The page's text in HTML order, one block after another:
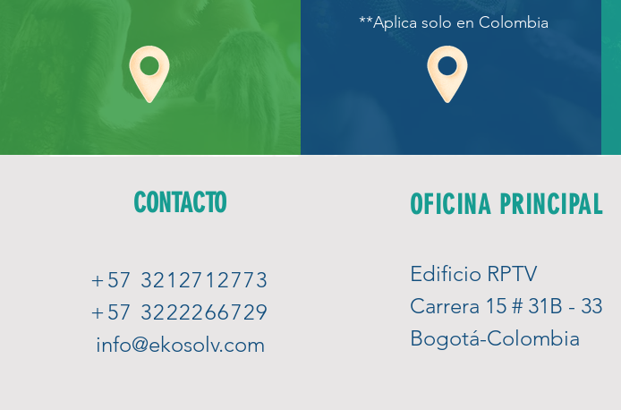
**Aplica solo en Colombia
CONTACTO
+57 3212712773
+57 3222266729
info@ekosolv.com
OFICINA PRINCIPAL
Edificio RPTV
Carrera 15 # 31B - 33
Bogotá-Colombia